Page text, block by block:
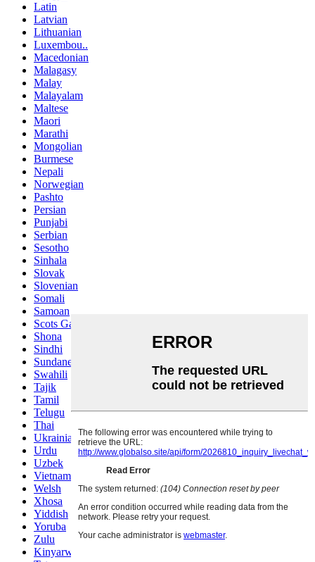
Latin
Latvian
Lithuanian
Luxembou..
Macedonian
Malagasy
Malay
Malayalam
Maltese
Maori
Marathi
Mongolian
Burmese
Nepali
Norwegian
Pashto
Persian
Punjabi
Serbian
Sesotho
Sinhala
Slovak
Slovenian
Somali
Samoan
Scots Gaelic
Shona
Sindhi
Sundanese
Swahili
Tajik
Tamil
Telugu
Thai
Ukrainian
Urdu
Uzbek
Vietnamese
Welsh
Xhosa
Yiddish
Yoruba
Zulu
Kinyarwanda